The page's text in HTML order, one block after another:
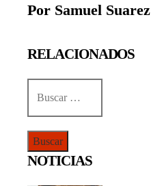
Por Samuel Suarez
RELACIONADOS
NOTICIAS